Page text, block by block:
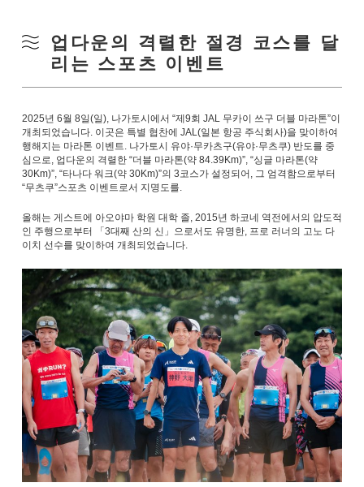
업다운의 격렬한 절경 코스를 달
리는 스포츠 이벤트
2025년 6월 8일(일), 나가토시에서 “제9회 JAL 무카이 쓰구 더블 마라톤”이
개최되었습니다. 이곳은 특별 협찬에 JAL(일본 항공 주식회사)을 맞이하여
행해지는 마라톤 이벤트. 나가토시 유야·무카츠구(유야·무츠쿠) 반도를 중
심으로, 업다운의 격렬한 “더블 마라톤(약 84.39Km)”, “싱글 마라톤(약
30Km)”, “타나다 워크(약 30Km)”의 3코스가 설정되어, 그 엄격함으로부터
“무츠쿠”스포츠 이벤트로서 지명도를.
올해는 게스트에 아오야마 학원 대학 졸, 2015년 하코네 역전에서의 압도적
인 주행으로부터 「3대째 산의 신」으로서도 유명한, 프로 러너의 고노 다
이치 선수를 맞이하여 개최되었습니다.